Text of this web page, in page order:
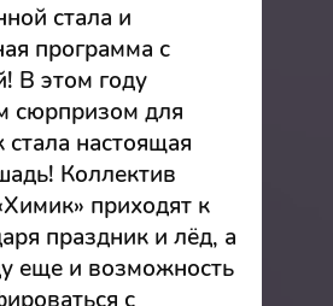
стала и
программа с
В этом году
сюрпризом для
стала настоящая
Коллектив
приходят к
праздник и лёд, а
еще и возможность
с